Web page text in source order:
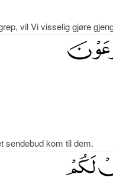
vil Vi visselig gjøre
sendebud kom til dem.